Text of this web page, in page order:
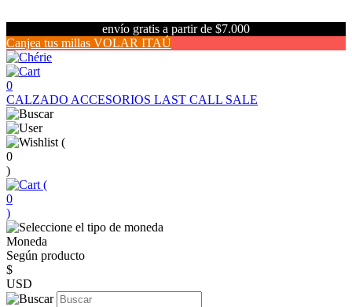
envío gratis a partir de $7.000
Canjea tus millas VOLAR ITAÚ
0
CALZADO ACCESORIOS LAST CALL SALE
(
0
)
(
0
)
Moneda
Según producto
$
USD